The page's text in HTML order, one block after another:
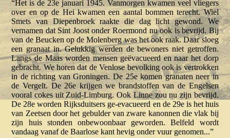
“Het is de 23e januari 1945. Vanmorgen kwamen veel vliegers
over en op de Hei kwamen een aantal bommen terecht. Wiel
Smets van Diepenbroek raakte die dag licht gewond. We
vernamen dat Sint Joost onder Roermond nu ook is bevrijd. Bij
van de Beucken op de Molenberg was het ook raak. Daar sloeg
een granaat in. Gelukkig werden de bewoners niet getroffen.
Langs de Maas worden mensen geëvacueerd en naar het dorp
gebracht. We horen dat de Venlose bevolking ook is vertrokken
in de richting van Groningen. De 25e komen granaten neer in
de Vergelt. De 26e krijgen we brandstoffen van de Engelsen
vooral cokes uit Zuid-Limburg. Ook Linne zou nu zijn bevrijd.
De 28e worden Rijksduitsers ge-evacueerd en de 29e is het huis
van Zeetsen door het gebulder van zware kanonnen die vlak bij
zijn huis stonden onbewoonbaar geworden. Belfeld wordt
vandaag vanaf de Baarlose kant hevig onder vuur genomen...”